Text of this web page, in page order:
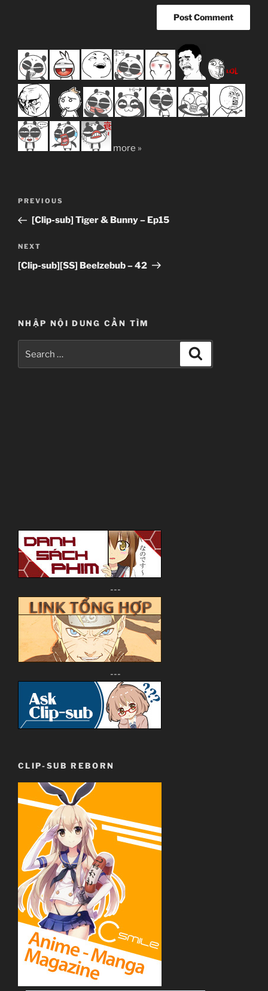
more »
Previous
Post
PREVIOUS
[Clip-sub] Tiger & Bunny – Ep15
Next
Post
NEXT
[Clip-sub][SS] Beelzebub – 42
NHẬP NỘI DUNG CẦN TÌM
for:
---
---
CLIP-SUB REBORN